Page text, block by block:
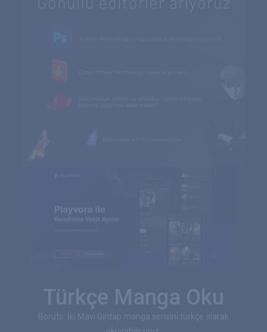
Türkçe Manga Oku
Boruto: İki Mavi Girdap manga serisini türkçe olarak